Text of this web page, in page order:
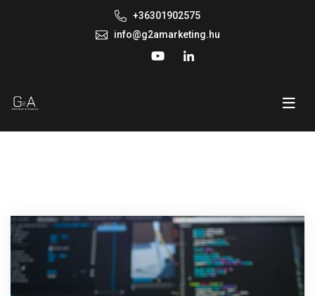
+36301902575
info@g2amarketing.hu